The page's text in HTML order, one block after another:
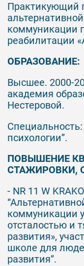
Практикующий
коммуникации
реабилитации
ОБРАЗОВАНИЕ:
Высшее. 2000-
академия
Нестеровой.
Специальность:
психологии”.
ПОВЫШЕНИЕ
СТАЖИРОВКИ,
- NR 11 W
коммуникации
отсталостью и
развития»,
школе для
развития”.